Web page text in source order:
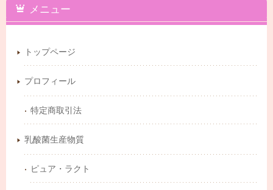
メニュー
トップページ
プロフィール
特定商取引法
乳酸菌生産物質
ピュア・ラクト